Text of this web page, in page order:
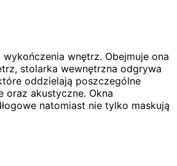
wnętrz. Obejmuje ona
stolarka wewnętrzna odgrywa
oddzielają poszczególne
oraz akustyczne. Okna
natomiast nie tylko maskują